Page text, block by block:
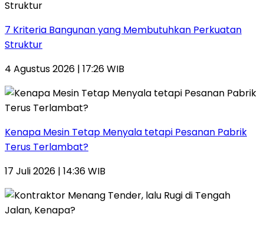
7 Kriteria Bangunan yang Membutuhkan Perkuatan
Struktur
4 Agustus 2026 | 17:26 WIB
Kenapa Mesin Tetap Menyala tetapi Pesanan Pabrik
Terus Terlambat?
17 Juli 2026 | 14:36 WIB